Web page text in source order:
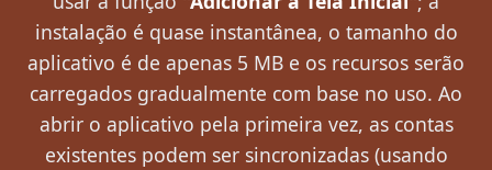
instalação é quase instantânea, o tamanho do
aplicativo é de apenas 5 MB e os recursos serão
carregados gradualmente com base no uso. Ao
abrir o aplicativo pela primeira vez, as contas
existentes podem ser sincronizadas (usando